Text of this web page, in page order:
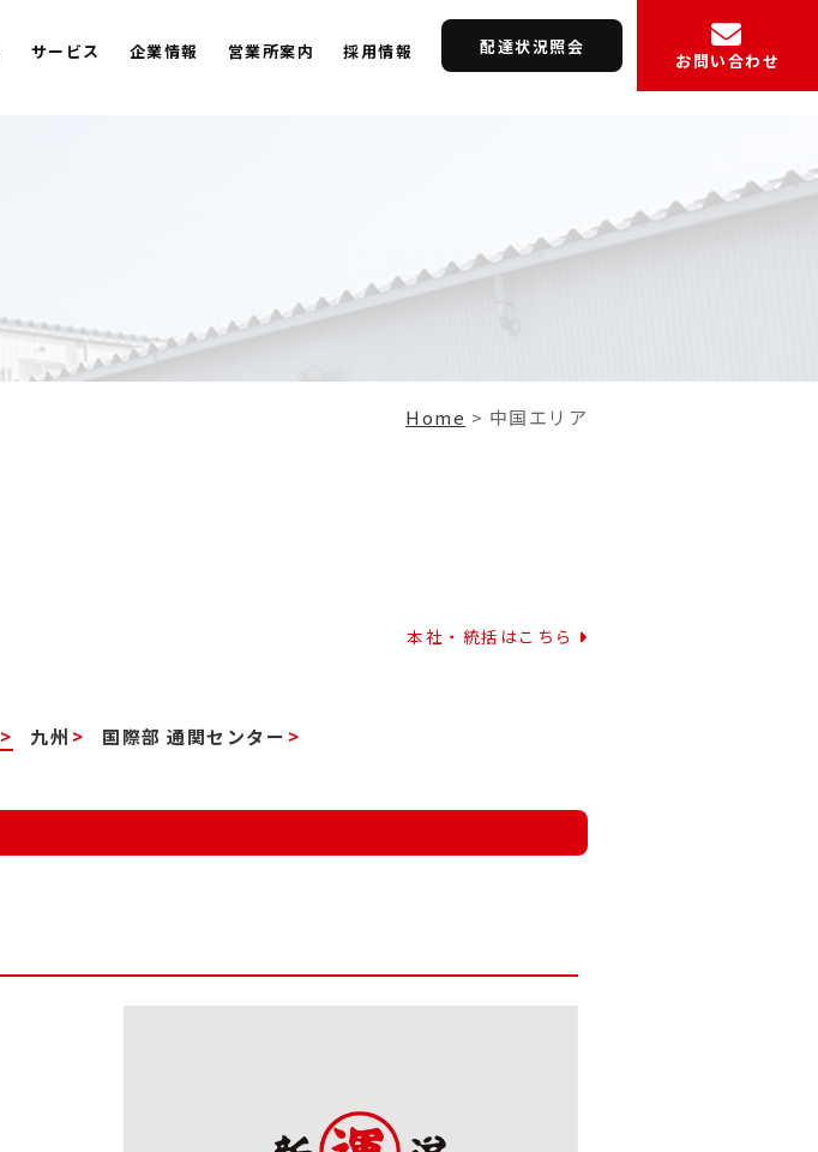
サービス 企業情報 営業所案内 採用情報 配達状況照会
お問い合わせ
Home > 中国エリア
本社・統括はこちら
九州 国際部 通関センター